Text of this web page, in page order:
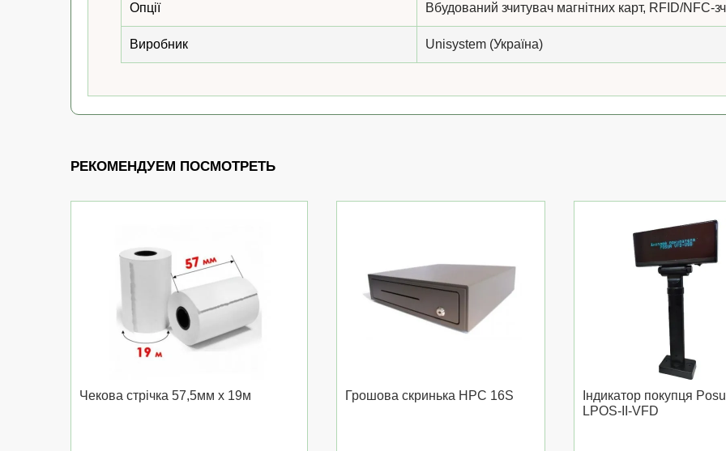
Опції Вбудований зчитувач магнітних карт, RFID/NFC-
Виробник Unisystem (Україна)
РЕКОМЕНДУЕМ ПОСМОТРЕТЬ
Чекова стрічка 57,5мм x 19м Грошова скринька HPC 16S
Індикатор покупця
LPOS-II-VFD